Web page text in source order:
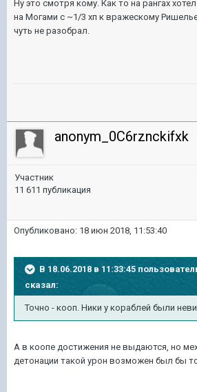
Ну это смотря кому. Как то на рангах
на Могами с ~1/3 хп к вражескому
чуть не разобрал.
anonym_0C6rznckifxk
Участник
11 611 публикация
Опубликовано: 18 июн 2018, 11:53:40
В 18.06.2018 в 11:33:45
сказал:
Точно - кооп. Ники у кораблей были
А в коопе достижения не выдаются, но
детонации такой урон возможен был бы